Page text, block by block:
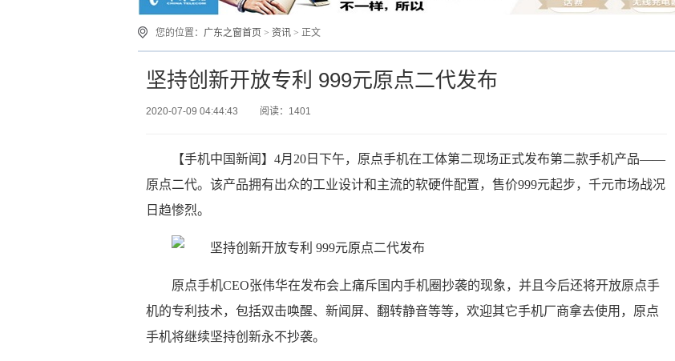
您的位置： 广东之窗首页 > 资讯 > 正文
坚持创新开放专利 999元原点二代发布
2020-07-09 04:44:43 阅读：1401
【手机中国新闻】4月20日下午，原点手机在工体第二现场正式发布第二款手机产品——
原点二代。该产品拥有出众的工业设计和主流的软硬件配置，售价999元起步，千元市场战况
日趋惨烈。
原点手机CEO张伟华在发布会上痛斥国内手机圈抄袭的现象，并且今后还将开放原点手
机的专利技术，包括双击唤醒、新闻屏、翻转静音等等，欢迎其它手机厂商拿去使用，原点
手机将继续坚持创新永不抄袭。